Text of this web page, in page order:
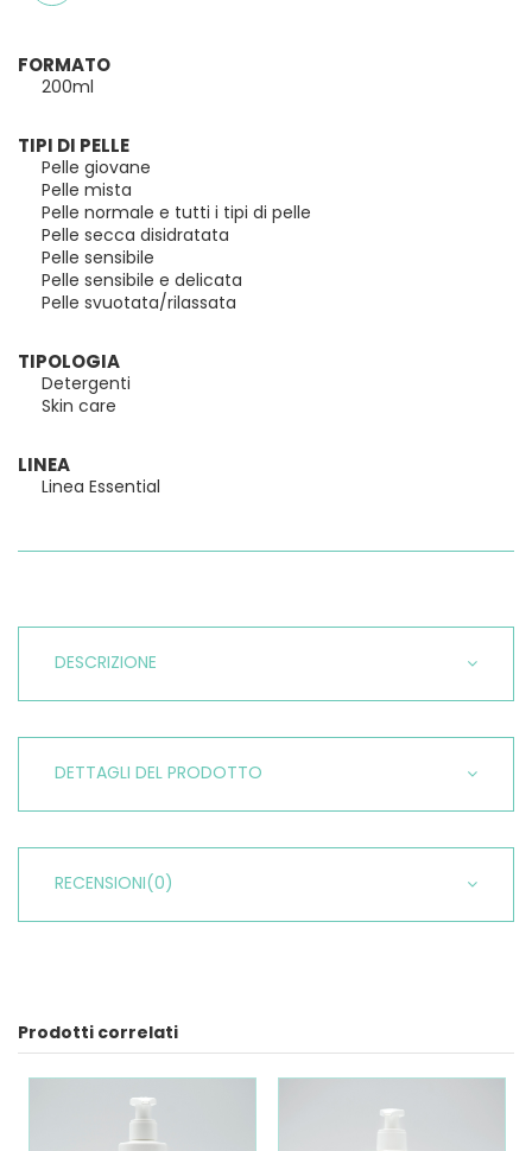
FORMATO
200ml
TIPI DI PELLE
Pelle giovane
Pelle mista
Pelle normale e tutti i tipi di pelle
Pelle secca disidratata
Pelle sensibile
Pelle sensibile e delicata
Pelle svuotata/rilassata
TIPOLOGIA
Detergenti
Skin care
LINEA
Linea Essential
DESCRIZIONE
DETTAGLI DEL PRODOTTO
RECENSIONI(0)
Prodotti correlati